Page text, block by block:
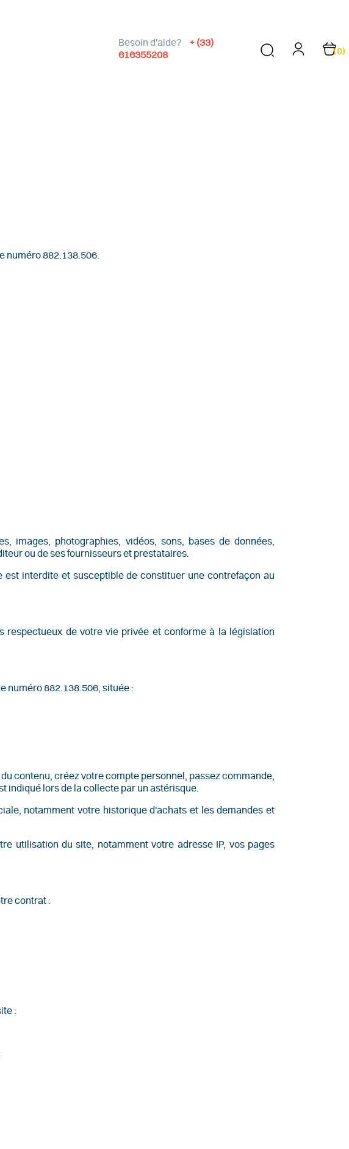
Besoin d'aide?
+ (33)
616355208
(0)
numéro 882.138.506.
images, photographies, vidéos, sons, bases de données,
ou de ses fournisseurs et prestataires.
interdite et susceptible de constituer une contrefaçon au
respectueux de votre vie privée et conforme à la législation
numéro 882.138.506, située :
contenu, créez votre compte personnel, passez commande,
indiqué lors de la collecte par un astérisque.
notamment votre historique d'achats et les demandes et
utilisation du site, notamment votre adresse IP, vos pages
contrat :
: